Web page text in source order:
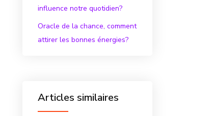
influence notre quotidien?
Oracle de la chance, comment
attirer les bonnes énergies?
Articles similaires